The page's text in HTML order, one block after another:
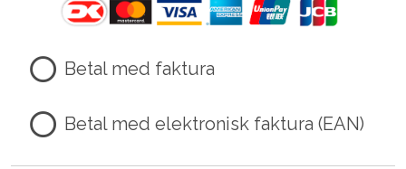
Betal med faktura
Betal med elektronisk faktura (EAN)